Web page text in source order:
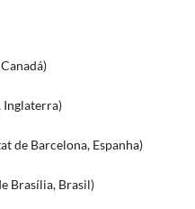
Inglaterra)
de Barcelona, Espanha)
Brasília, Brasil)